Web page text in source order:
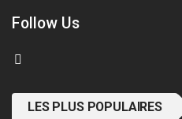
Follow Us
LES PLUS POPULAIRES